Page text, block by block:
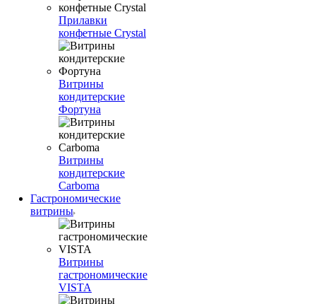
Прилавки
конфетные Crystal
Витрины
кондитерские
Фортуна
Витрины
кондитерские
Carboma
Гастрономические
витрины
Витрины
гастрономические
VISTA